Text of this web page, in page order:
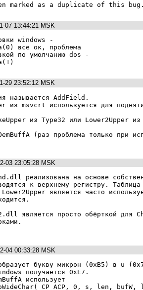
marked as a duplicate of this
07 13:44:21 MSK
windows -
все ок, проблема
по умолчанию dos -
29 23:52:12 MSK
называется AddField.
из msvcrt используется для
из Type32 или Lower2Upper из
(раз проблема только при
03 23:05:28 MSK
реализована на основе
к верхнему регистру.
является часто
является просто обёрткой для
04 00:33:28 MSK
букву микрон (0xB5) в u
получается 0xE7.
использует